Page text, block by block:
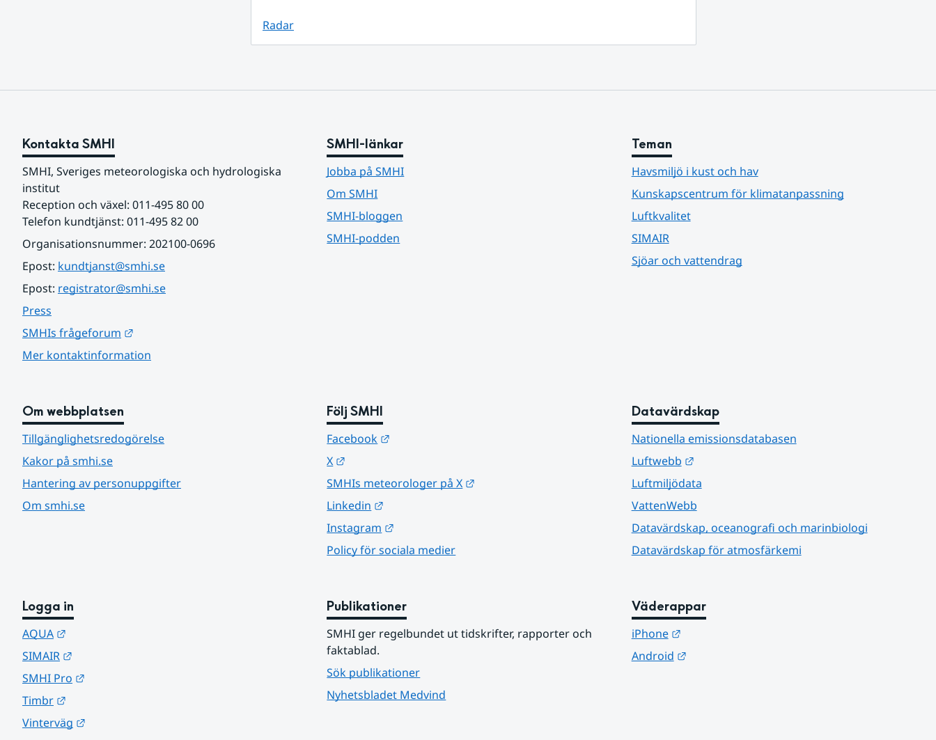
Radar
Kontakta SMHI
SMHI, Sveriges meteorologiska och hydrologiska
institut
Reception och växel: 011-495 80 00
Telefon kundtjänst: 011-495 82 00
Organisationsnummer: 202100-0696
Epost: kundtjanst@smhi.se
Epost: registrator@smhi.se
Press
SMHIs frågeforum
Mer kontaktinformation
SMHI-länkar
Jobba på SMHI
Om SMHI
SMHI-bloggen
SMHI-podden
Teman
Havsmiljö i kust och hav
Kunskapscentrum för klimatanpassning
Luftkvalitet
SIMAIR
Sjöar och vattendrag
Om webbplatsen
Tillgänglighetsredogörelse
Kakor på smhi.se
Hantering av personuppgifter
Om smhi.se
Följ SMHI
Facebook
X
SMHIs meteorologer på X
Linkedin
Instagram
Policy för sociala medier
Datavärdskap
Nationella emissionsdatabasen
Luftwebb
Länk till annan webbplats.
Luftmiljödata
VattenWebb
Datavärdskap, oceanografi och marinbiologi
Datavärdskap för atmosfärkemi
Logga in
AQUA
SIMAIR
SMHI Pro
Timbr
Vinterväg
Publikationer
SMHI ger regelbundet ut tidskrifter, rapporter och
faktablad.
Sök publikationer
Nyhetsbladet Medvind
Väderappar
iPhone
Länk till annan webbplats.
Android
Länk till annan webbplats.